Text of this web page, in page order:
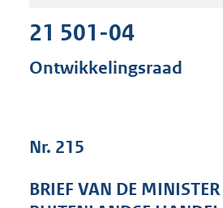
e
21 501-04
Ontwikkelingsraad
Nr. 215
BRIEF VAN DE